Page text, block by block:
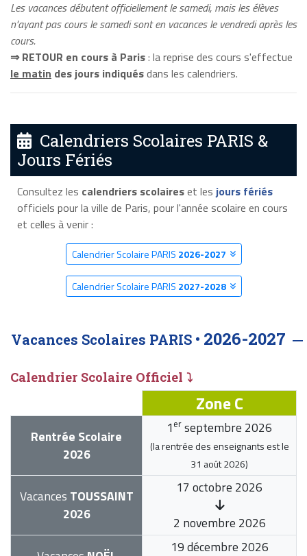
Les vacances débutent officiellement le samedi, mais les élèves
n'ayant pas cours le samedi sont en vacances le vendredi après les
cours.
⇒ RETOUR en cours à Paris: la reprise des cours s'effectue
le matin des jours indiquésdans les calendriers.
Calendriers Scolaires PARIS &
Jours Fériés
Consultez les calendriers scolaireset les jours fériés
officiels pour la ville de Paris, pour l'année scolaire en cours
et celles à venir :
Calendrier Scolaire PARIS 2026-2027
Calendrier Scolaire PARIS 2027-2028
Vacances Scolaires PARIS • 2026-2027
Calendrier Scolaire Officiel ⤵
Zone C
Rentrée Scolaire
2026
1 er septembre 2026
(la rentrée des enseignants est le
31 août 2026)
Vacances TOUSSAINT
2026
17 octobre 2026
2 novembre 2026
19 décembre 2026